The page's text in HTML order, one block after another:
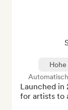
Hohe
Launched in
for artists to